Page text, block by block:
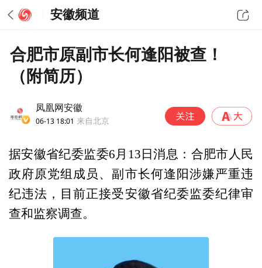
安徽频道
合肥市原副市长何逢阳被查！
（附简历）
凤凰网安徽
06-13 18:01 来自北京
据安徽省纪委监委6月13日消息：合肥市人民
政府原党组成员、副市长何逢阳涉嫌严重违
纪违法，目前正接受安徽省纪委监委纪律审
查和监察调查。